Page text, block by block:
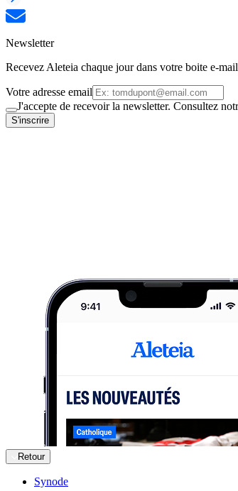
Newsletter
Recevez Aleteia chaque jour dans votre boite e-
Votre adresse email
J'accepte de recevoir la newsletter. Consultez
S'inscrire
Retour
Synode